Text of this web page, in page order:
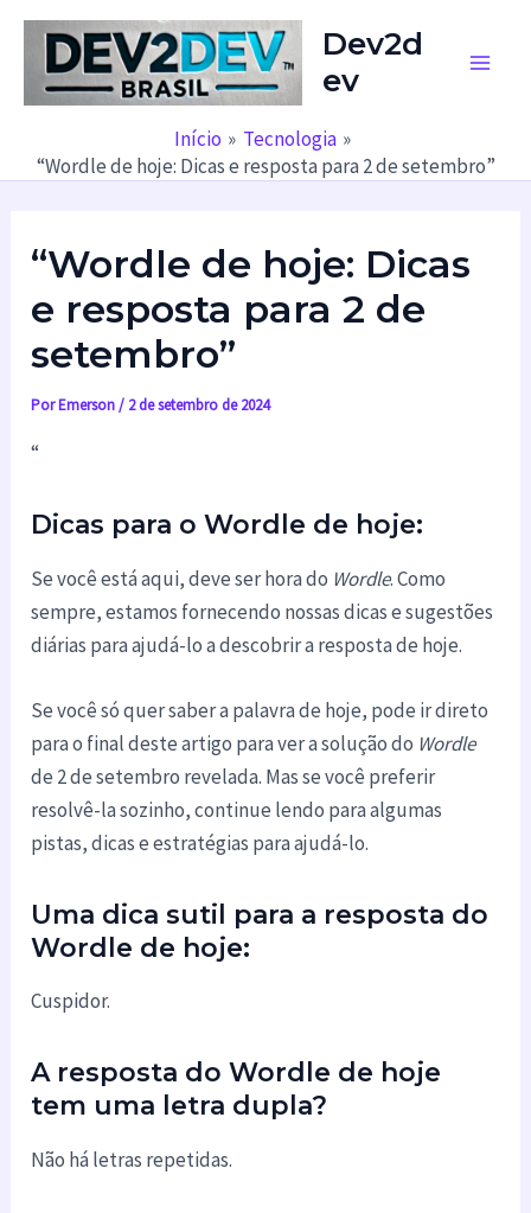
Dev2d
ev
Início
Tecnologia
“Wordle de hoje: Dicas e resposta para 2 de setembro”
“Wordle de hoje: Dicas
e resposta para 2 de
setembro”
PorEmerson/ 2 de setembro de 2024
“
Dicas para o Wordle de hoje:
Se você está aqui, deve ser hora do Wordle. Como
sempre, estamos fornecendo nossas dicas e sugestões
diárias para ajudá-lo a descobrir a resposta de hoje.
Se você só quer saber a palavra de hoje, pode ir direto
para o final deste artigo para ver a solução do Wordle
de 2 de setembro revelada. Mas se você preferir
resolvê-la sozinho, continue lendo para algumas
pistas, dicas e estratégias para ajudá-lo.
Uma dica sutil para a resposta do
Wordle de hoje:
Cuspidor.
A resposta do Wordle de hoje
tem uma letra dupla?
Não há letras repetidas.